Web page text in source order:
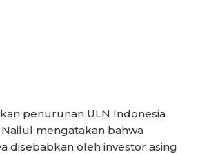
penurunan ULN Indonesia
mengatakan bahwa
disebabkan oleh investor asing